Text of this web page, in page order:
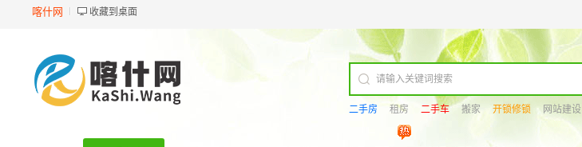
喀什网 收藏到桌面
二手房 租房 二手车 搬家 开锁修锁 网站建设